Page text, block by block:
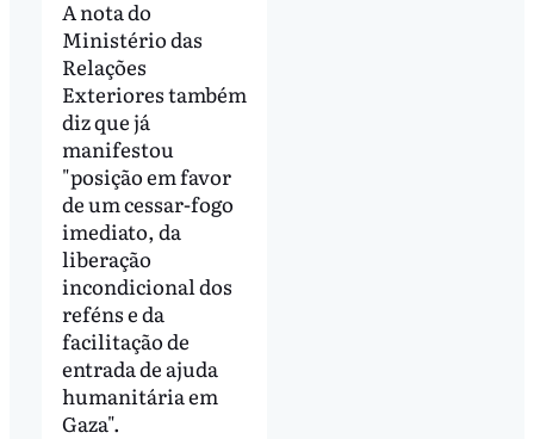
A nota do
Ministério das
Relações
Exteriores também
diz que já
manifestou
"posição em favor
de um cessar-fogo
imediato, da
liberação
incondicional dos
reféns e da
facilitação de
entrada de ajuda
humanitária em
Gaza".